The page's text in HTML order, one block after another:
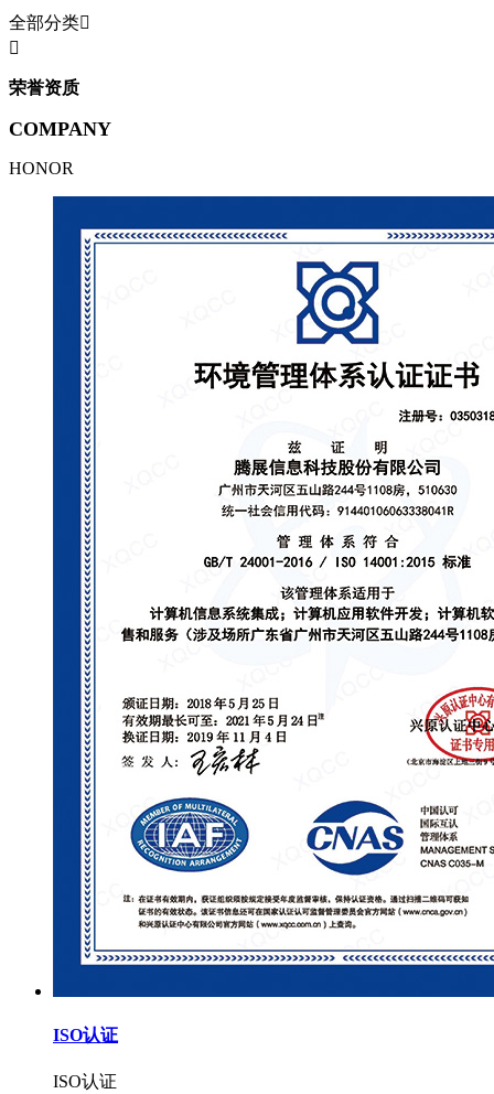
全部分类

荣誉资质
COMPANY
HONOR
ISO认证
ISO认证